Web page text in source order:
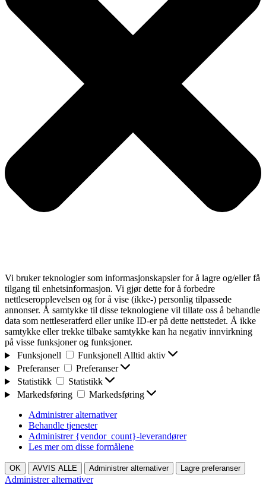
Vi bruker teknologier som informasjonskapsler for å lagre og/eller få
tilgang til enhetsinformasjon. Vi gjør dette for å forbedre
nettleseropplevelsen og for å vise (ikke-) personlig tilpassede
annonser. Å samtykke til disse teknologiene vil tillate oss å behandle
data som nettleseratferd eller unike ID-er på dette nettstedet. Å ikke
samtykke eller trekke tilbake samtykke kan ha negativ innvirkning
på visse funksjoner og funksjoner.
Funksjonell
Funksjonell Alltid aktiv
Preferanser
Preferanser
Statistikk
Statistikk
Markedsføring
Markedsføring
Administrer alternativer
Behandle tjenester
Administrer {vendor_count}-leverandører
Les mer om disse formålene
OK AVVIS ALLE Administrer alternativer Lagre preferanser
Administrer alternativer